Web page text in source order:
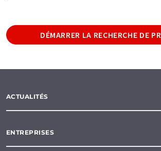
DÉMARRER LA RECHERCHE DE
ACTUALITÉS
ENTREPRISES